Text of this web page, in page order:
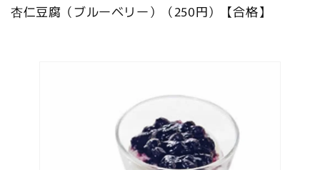
杏仁豆腐（ブルーベリー）（250円）【合格】